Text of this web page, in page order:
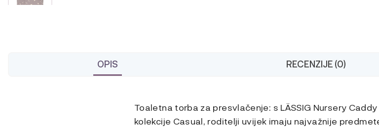
OPIS RECENZIJE (0)
Toaletna torba za presvlačenje: s LÄSSIG Nursery
kolekcije Casual, roditelji uvijek imaju najvažnije